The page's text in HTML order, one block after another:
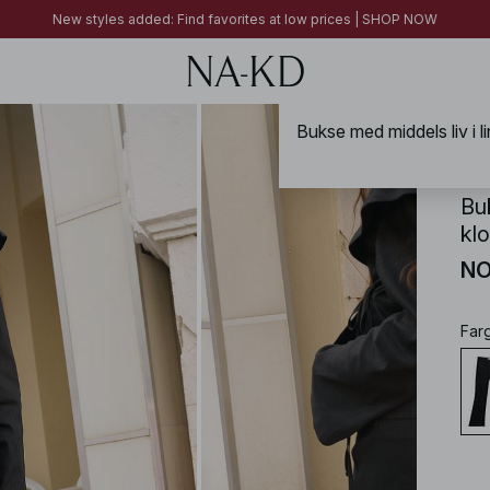
FINAL SALE | SHOP NOW
FINAL SALE | SHOP NOW
New styles added: Find favorites at low prices | SHOP NOW